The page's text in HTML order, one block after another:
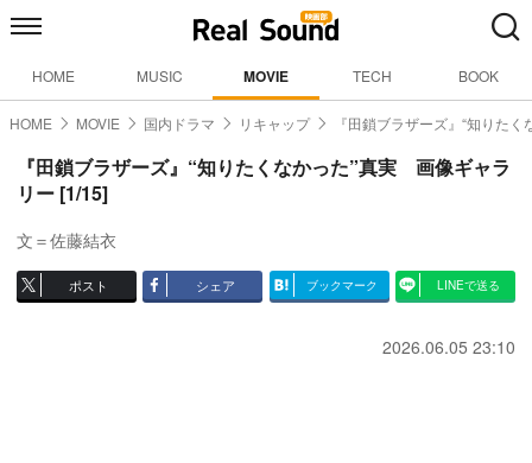
HOME MUSIC MOVIE TECH BOOK
HOME MOVIE 国内ドラマ リキャップ 『田鎖ブラザーズ』“知りたく
『田鎖ブラザーズ』“知りたくなかった”真実 画像ギャラ
リー [1/15]
文＝佐藤結衣
ポスト シェア ブックマーク LINEで送る
2026.06.05 23:10